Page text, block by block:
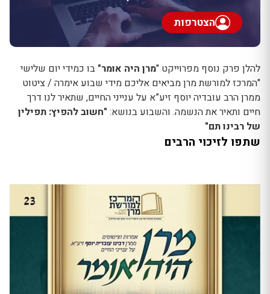
הצטרפות
להלן פרק נוסף מפרוייקט "מרן היה אומר" בו כמידי יום שלישי
"המרכז למורשת מרן מביאים אליכם מידי שבוע אימרה / ציטוט
ממרן הרב עובדיה יוסף זיע”א על ענייני החיים, שתאיר לנו דרך
חיים ותאיר את הנשמה. והשבוע בנושא: "חשוב להפיץ: תפילין
של רבינו תם"
שתפו לזיכוי הרבים